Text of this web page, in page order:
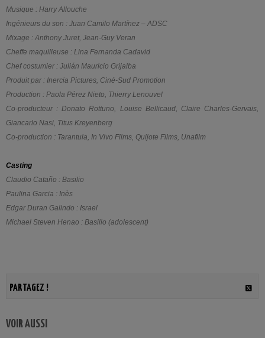
Musique : Harry Allouche
Ingénieurs du son : Juan Camilo Martínez – ADSC
Mixage : Anthony Juret, Jean-Guy Veran
Cheffe maquilleuse : Lina Fernanda Cadavid
Chef costumier : Julián Mauricio Grijalba
Produit par : Inercia Pictures, Ciné-Sud Promotion
Production : Paola Pérez Nieto, Thierry Lenouvel
Co-producteur : Donato Rottuno, Louise Bellicaud, Claire Charles-Gervais,
Giancarlo Nasi, Titus Kreyenberg
Co-production : Tarantula, In Vivo Films, Quijote Films, Unafilm
Casting
Claudio Cataño : Basilio
Paulina Garcia : Inès
Edgar Duran Galindo : Israel
Michael Steven Henao : Basilio (adolescent)
PARTAGEZ !
VOIR AUSSI